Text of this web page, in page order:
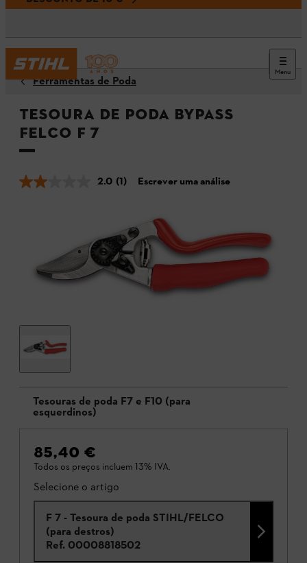
Menu
Ferramentas de Poda
Tesoura de poda Bypass
FELCO F 7
2.0 (1) Escrever uma análise
Tesouras de poda F7 e F10 (para
esquerdinos)
85,40 €
Todos os preços incluem 13% IVA.
Selecione o artigo
F 7 - Tesoura de poda STIHL/FELCO
(para destros)
Ref. 00008818502